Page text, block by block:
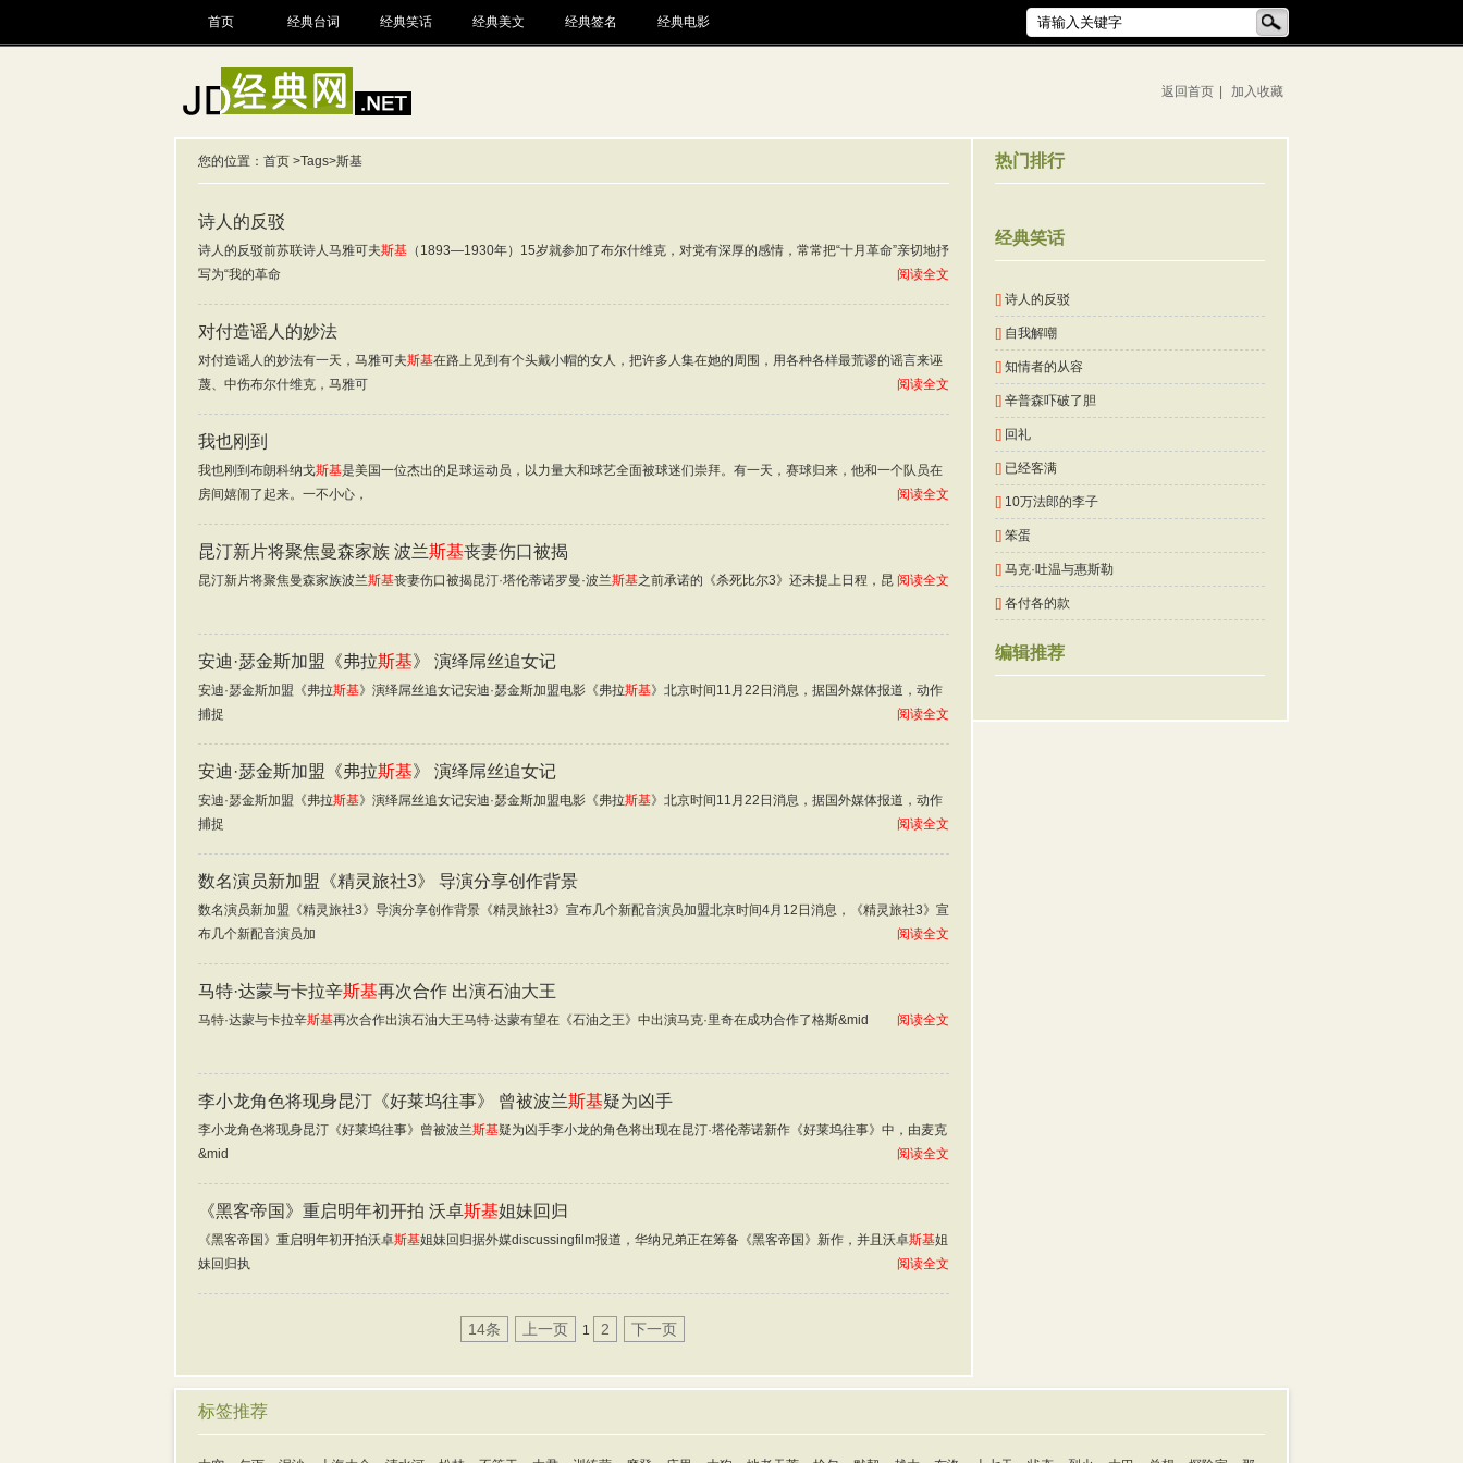
首页 经典台词 经典笑话 经典美文 经典签名 经典电影
返回首页 加入收藏
您的位置： 首页 >Tags>斯基
诗人的反驳
诗人的反驳前苏联诗人马雅可夫斯基 （1893—1930年）15岁就参加了布尔什维克，对党有深厚的感情，常常把“十月革命”亲切地抒
写为“我的革命
阅读全文
对付造谣人的妙法
对付造谣人的妙法有一天，马雅可夫斯基在路上见到有个头戴小帽的女人，把许多人集在她的周围，用各种各样最荒谬的谣言来诬
蔑、中伤布尔什维克，马雅可
阅读全文
我也刚到
我也刚到布朗科纳戈斯基是美国一位杰出的足球运动员，以力量大和球艺全面被球迷们崇拜。有一天，赛球归来，他和一个队员在
房间嬉闹了起来。一不小心，
阅读全文
昆汀新片将聚焦曼森家族 波兰斯基丧妻伤口被揭
昆汀新片将聚焦曼森家族波兰斯基丧妻伤口被揭昆汀·塔伦蒂诺罗曼·波兰斯基之前承诺的《杀死比尔3》还未提上日程，昆 阅读全文
安迪·瑟金斯加盟《弗拉斯基》 演绎屌丝追女记
安迪·瑟金斯加盟《弗拉斯基》演绎屌丝追女记安迪·瑟金斯加盟电影《弗拉斯基》北京时间11月22日消息，据国外媒体报道，动作
捕捉
阅读全文
安迪·瑟金斯加盟《弗拉斯基》 演绎屌丝追女记
安迪·瑟金斯加盟《弗拉斯基》演绎屌丝追女记安迪·瑟金斯加盟电影《弗拉斯基》北京时间11月22日消息，据国外媒体报道，动作
捕捉
阅读全文
数名演员新加盟《精灵旅社3》 导演分享创作背景
数名演员新加盟《精灵旅社3》导演分享创作背景《精灵旅社3》宣布几个新配音演员加盟北京时间4月12日消息，《精灵旅社3》宣
布几个新配音演员加
阅读全文
马特·达蒙与卡拉辛斯基再次合作 出演石油大王
马特·达蒙与卡拉辛斯基再次合作出演石油大王马特·达蒙有望在《石油之王》中出演马克·里奇在成功合作了格斯&mid 阅读全文
李小龙角色将现身昆汀《好莱坞往事》 曾被波兰斯基疑为凶手
李小龙角色将现身昆汀《好莱坞往事》曾被波兰斯基疑为凶手李小龙的角色将出现在昆汀·塔伦蒂诺新作《好莱坞往事》中，由麦克
&mid
阅读全文
《黑客帝国》重启明年初开拍 沃卓斯基姐妹回归
《黑客帝国》重启明年初开拍沃卓斯基姐妹回归据外媒discussingfilm报道，华纳兄弟正在筹备《黑客帝国》新作，并且沃卓斯基姐
妹回归执
阅读全文
14条 上一页 1 2 下一页
热门排行
经典笑话
[] 诗人的反驳
[] 自我解嘲
[] 知情者的从容
[] 辛普森吓破了胆
[] 回礼
[] 已经客满
[] 10万法郎的李子
[] 笨蛋
[] 马克·吐温与惠斯勒
[] 各付各的款
编辑推荐
标签推荐